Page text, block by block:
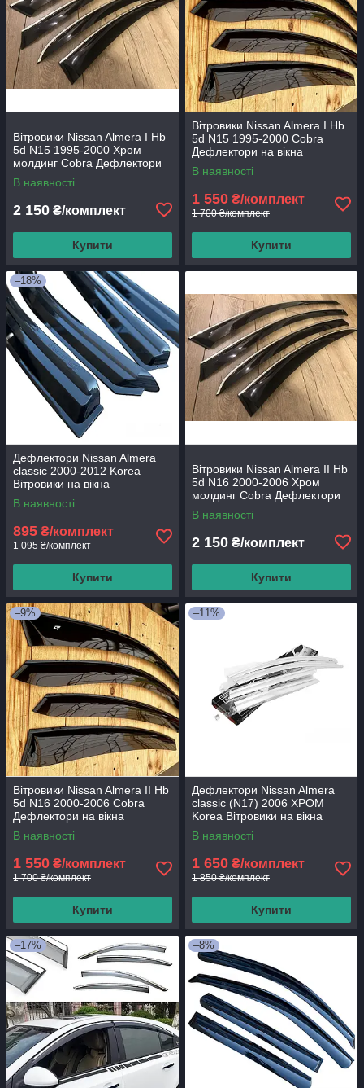
Вітровики Nissan Almera I Hb
5d N15 1995-2000 Хром
молдинг Cobra Дефлектори
на вікна
В наявності
2 150 ₴/комплект
Купити
Вітровики Nissan Almera I Hb
5d N15 1995-2000 Cobra
Дефлектори на вікна
В наявності
1 550 ₴/комплект
1 700 ₴/комплект
Купити
–18%
Дефлектори Nissan Almera
classic 2000-2012 Korea
Вітровики на вікна
В наявності
895 ₴/комплект
1 095 ₴/комплект
Купити
Вітровики Nissan Almera II Hb
5d N16 2000-2006 Хром
молдинг Cobra Дефлектори
на вікна
В наявності
2 150 ₴/комплект
Купити
–9%
Вітровики Nissan Almera II Hb
5d N16 2000-2006 Cobra
Дефлектори на вікна
В наявності
1 550 ₴/комплект
1 700 ₴/комплект
Купити
–11%
Дефлектори Nissan Almera
classic (N17) 2006 ХРОМ
Korea Вітровики на вікна
В наявності
1 650 ₴/комплект
1 850 ₴/комплект
Купити
–17% –8%